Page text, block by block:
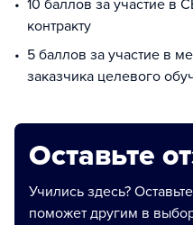
10 баллов за участие в
контракту
5 баллов за участие в
заказчика целевого
Оставьте
Учились здесь?
поможет другим в